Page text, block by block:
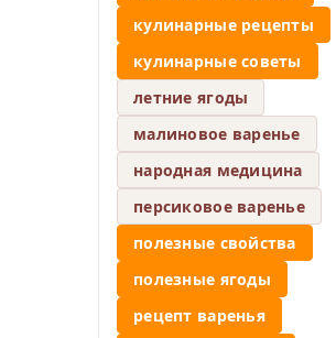
кулинарные рецепты
кулинарные советы
летние ягоды
малиновое варенье
народная медицина
персиковое варенье
полезные свойства
полезные ягоды
рецепт варенья